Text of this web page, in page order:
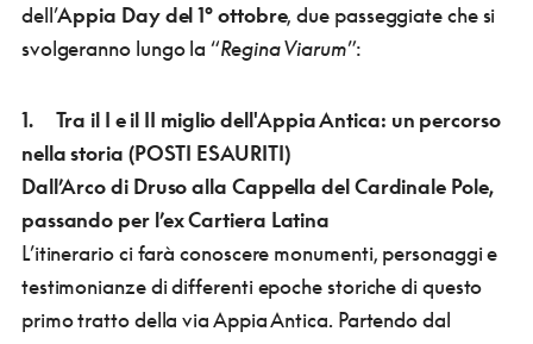
dell’Appia Day del 1° ottobre, due passeggiate che si
svolgeranno lungo la “Regina Viarum”:
1. Tra il I e il II miglio dell'Appia Antica: un percorso
nella storia (POSTI ESAURITI)
Dall’Arco di Druso alla Cappella del Cardinale Pole,
passando per l’ex Cartiera Latina
L’itinerario ci farà conoscere monumenti, personaggi e
testimonianze di differenti epoche storiche di questo
primo tratto della via Appia Antica. Partendo dal